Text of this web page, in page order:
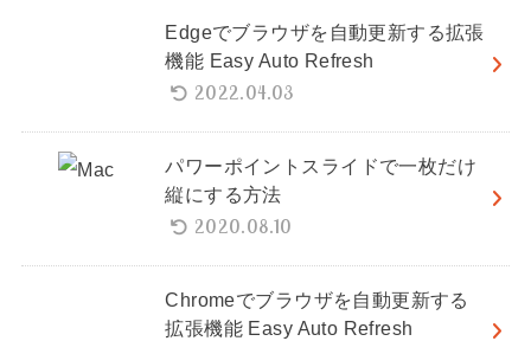
Edgeでブラウザを自動更新する拡張
機能 Easy Auto Refresh
2022.04.03
パワーポイントスライドで一枚だけ
縦にする方法
2020.08.10
Chromeでブラウザを自動更新する
拡張機能 Easy Auto Refresh